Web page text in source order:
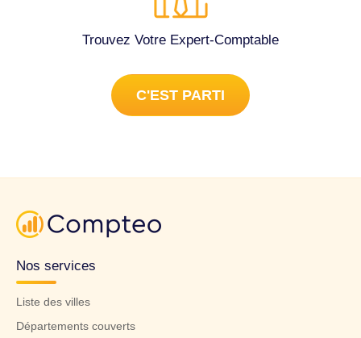
Trouvez Votre Expert-Comptable
C'EST PARTI
Nos services
Liste des villes
Départements couverts